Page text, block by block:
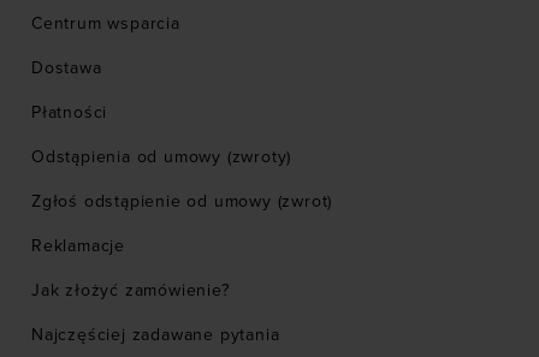
Centrum wsparcia
Dostawa
Płatności
Odstąpienia od umowy (zwroty)
Zgłoś odstąpienie od umowy (zwrot)
Reklamacje
Jak złożyć zamówienie?
Najczęściej zadawane pytania